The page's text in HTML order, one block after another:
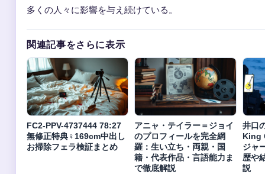
多くの人々に影響を与え続けている。
関連記事をさらに表示
FC2-PPV-4737444 78:27
無修正特典♀169cm中出し
お掃除フェラ検証まとめ
アニャ・テイラー＝ジョイ
のプロフィールを完全網
羅：生い立ち・両親・国
籍・代表作品・言語能力ま
で徹底解説
井口
King
ジャ
歴や
説